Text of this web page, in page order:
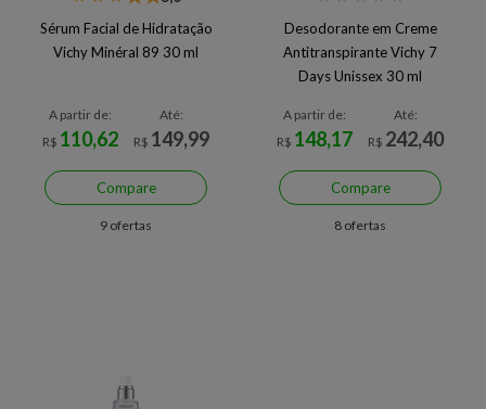
Sérum Facial de Hidratação
Vichy Minéral 89 30 ml
A partir de:
R$ 110,62
Até:
R$ 149,99
Compare
9 ofertas
Desodorante em Creme
Antitranspirante Vichy 7
Days Unissex 30 ml
A partir de:
R$ 148,17
Até:
R$ 242,40
Compare
8 ofertas